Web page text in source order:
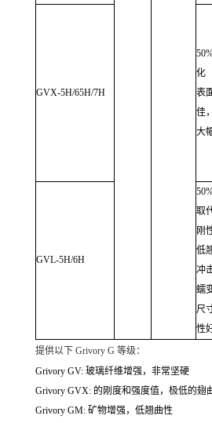
GVX-5H/65H/7H
化
表
佳
大
GVL-5H/6H
取
刚
低
冲
蠕
尺
性
提供以下 Grivory G 等级：
Grivory GV: 玻璃纤维增强，非常坚硬
Grivory GVX: 的刚度和强度值，极低的翅
Grivory GM: 矿物增强，低翘曲性